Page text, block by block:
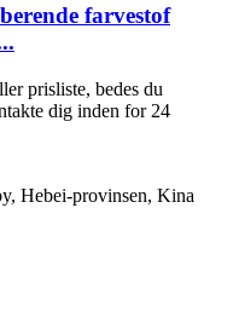
farvestof
prisliste, bedes du
dig inden for 24
Hebei-provinsen, Kina